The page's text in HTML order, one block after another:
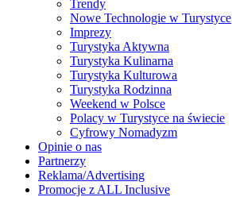
Trendy
Nowe Technologie w Turystyce
Imprezy
Turystyka Aktywna
Turystyka Kulinarna
Turystyka Kulturowa
Turystyka Rodzinna
Weekend w Polsce
Polacy w Turystyce na świecie
Cyfrowy Nomadyzm
Opinie o nas
Partnerzy
Reklama/Advertising
Promocje z ALL Inclusive